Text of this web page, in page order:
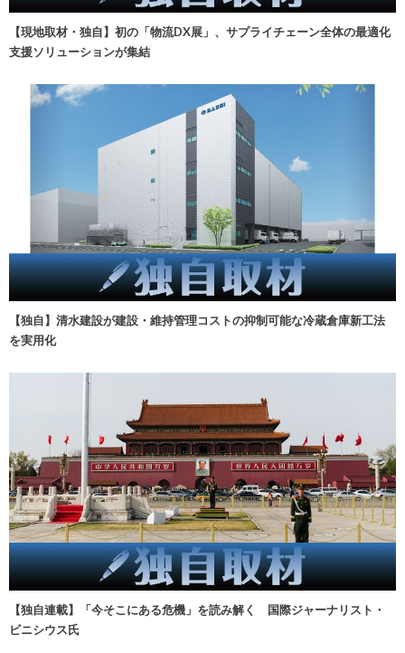
【現地取材・独自】初の「物流DX展」、サプライチェーン全体の最適化
支援ソリューションが集結
【独自】清水建設が建設・維持管理コストの抑制可能な冷蔵倉庫新工法
を実用化
【独自連載】「今そこにある危機」を読み解く 国際ジャーナリスト・
ビニシウス氏